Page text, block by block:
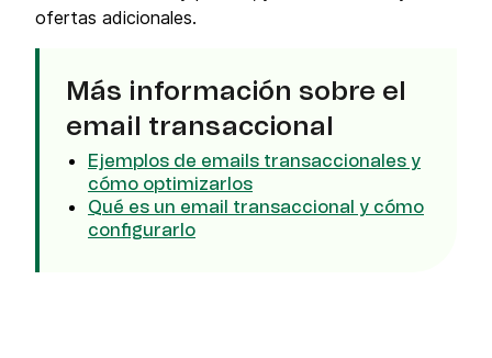
ofertas adicionales.
Más información sobre el
email transaccional
Ejemplos de emails transaccionales y
cómo optimizarlos
Qué es un email transaccional y cómo
configurarlo